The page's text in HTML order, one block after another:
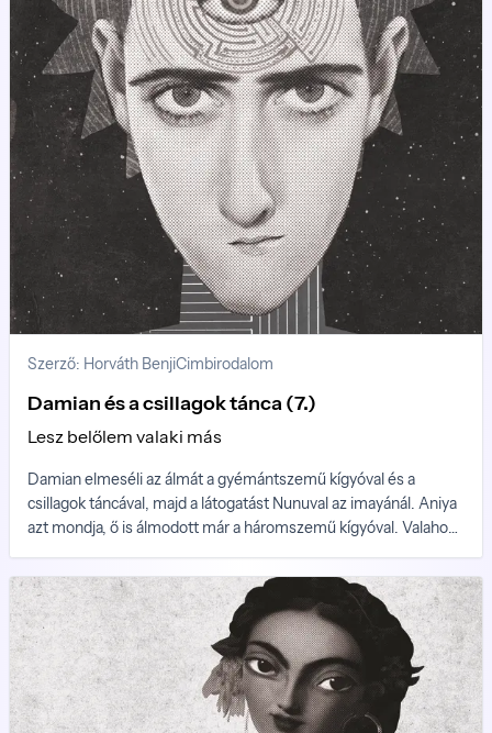
Szerző: Horváth BenjiCimbirodalom
Damian és a csillagok tánca (7.)
Lesz belőlem valaki más
Damian elmeséli az álmát a gyémántszemű kígyóval és a
csillagok táncával, majd a látogatást Nunuval az imayánál. Aniya
azt mondja, ő is álmodott már a háromszemű kígyóval. Valahogy
először a labirintusban, aztán kint, a csillagok között, és ahogy
egyre távolodtak a csillagok, egyre inkább csak az üres űr
maradt, és csak úszott tovább, és könnyűnek érezte magát, és
érezte, hogy otthon van.